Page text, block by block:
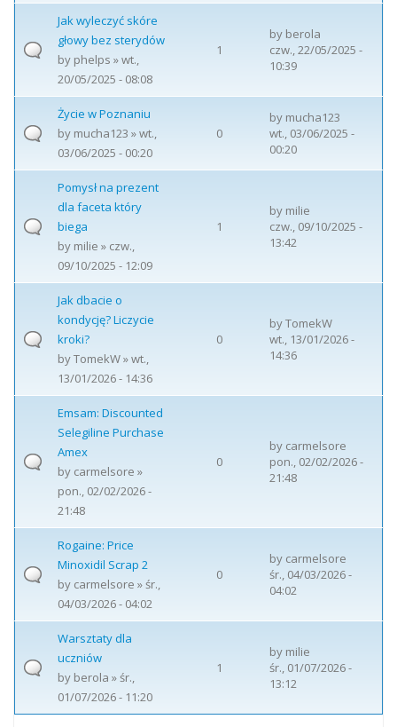
Jak wyleczyć skóre
głowy bez sterydów
by phelps » wt.,
20/05/2025 - 08:08
1
by berola
czw., 22/05/2025 -
10:39
Życie w Poznaniu
by mucha123 » wt.,
03/06/2025 - 00:20
0
by mucha123
wt., 03/06/2025 -
00:20
Pomysł na prezent
dla faceta który
biega
by milie » czw.,
09/10/2025 - 12:09
1
by milie
czw., 09/10/2025 -
13:42
Jak dbacie o
kondycję? Liczycie
kroki?
byTomekW» wt.,
13/01/2026 - 14:36
0
byTomekW
wt., 13/01/2026 -
14:36
Emsam: Discounted
Selegiline Purchase
Amex
by carmelsore »
pon., 02/02/2026 -
21:48
0
by carmelsore
pon., 02/02/2026 -
21:48
Rogaine: Price
Minoxidil Scrap 2
by carmelsore » śr.,
04/03/2026 - 04:02
0
by carmelsore
śr., 04/03/2026 -
04:02
Warsztaty dla
uczniów
by berola » śr.,
01/07/2026 - 11:20
1
by milie
śr., 01/07/2026 -
13:12